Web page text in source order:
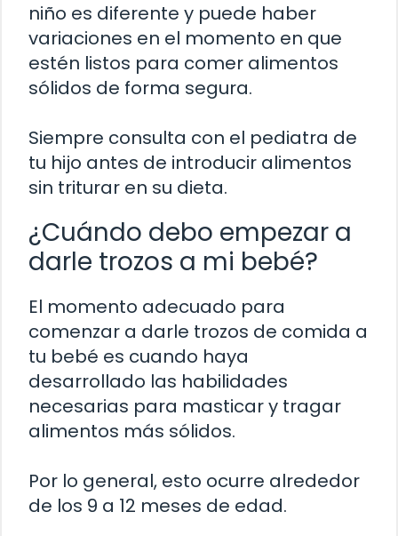
niño es diferente y puede haber
variaciones en el momento en que
estén listos para comer alimentos
sólidos de forma segura.
Siempre consulta con el pediatra de
tu hijo antes de introducir alimentos
sin triturar en su dieta.
¿Cuándo debo empezar a
darle trozos a mi bebé?
El momento adecuado para
comenzar a darle trozos de comida a
tu bebé es cuando haya
desarrollado las habilidades
necesarias para masticar y tragar
alimentos más sólidos.
Por lo general, esto ocurre alrededor
de los 9 a 12 meses de edad.